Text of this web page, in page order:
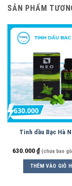
SẢN PHẨM
Tinh dầu Bạc Hà
630.000₫ (chưa bao
THÊM VÀO GIỎ